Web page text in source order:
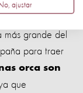
más grande del
para traer
orca son
que
ajustar